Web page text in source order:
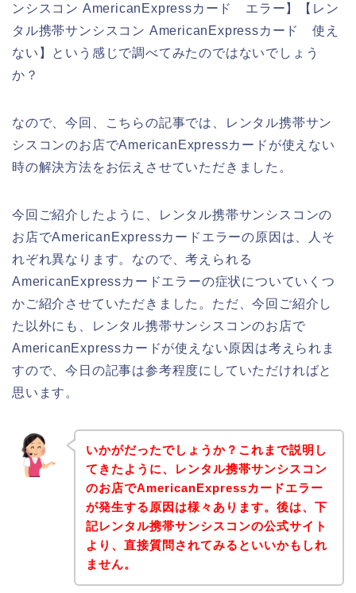
ンシスコン AmericanExpressカード エラー】【レン
タル携帯サンシスコン AmericanExpressカード 使え
ない】という感じで調べてみたのではないでしょう
か？
なので、今回、こちらの記事では、レンタル携帯サン
シスコンのお店でAmericanExpressカードが使えない
時の解決方法をお伝えさせていただきました。
今回ご紹介したように、レンタル携帯サンシスコンの
お店でAmericanExpressカードエラーの原因は、人そ
れぞれ異なります。なので、考えられる
AmericanExpressカードエラーの症状についていくつ
かご紹介させていただきました。ただ、今回ご紹介し
た以外にも、レンタル携帯サンシスコンのお店で
AmericanExpressカードが使えない原因は考えられま
すので、今日の記事は参考程度にしていただければと
思います。
いかがだったでしょうか？これまで説明し
てきたように、レンタル携帯サンシスコン
のお店でAmericanExpressカードエラー
が発生する原因は様々あります。後は、下
記レンタル携帯サンシスコンの公式サイト
より、直接質問されてみるといいかもしれ
ません。